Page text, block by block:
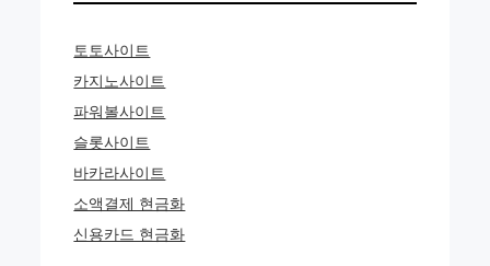
토토사이트
카지노사이트
파워볼사이트
슬롯사이트
바카라사이트
소액결제 현금화
신용카드 현금화